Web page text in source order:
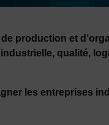
production et
qualité,
les entreprises